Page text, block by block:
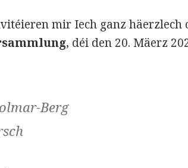
mir Iech ganz häerzlech
, déi den 20. Mäerz
Berg